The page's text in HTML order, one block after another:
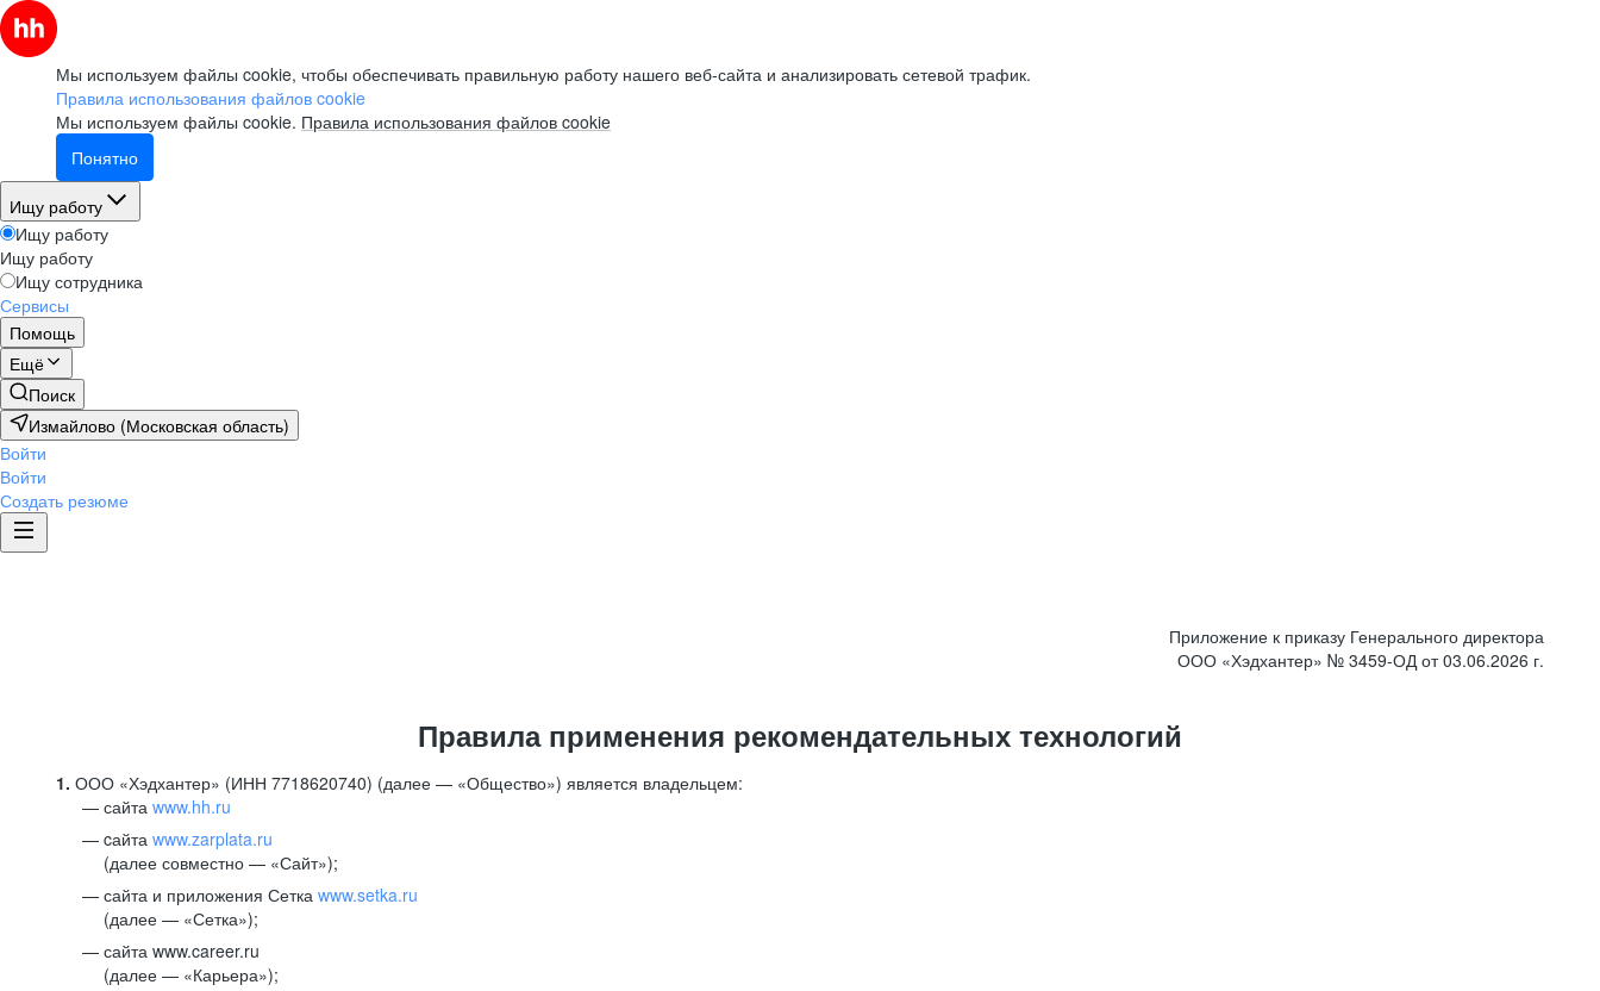
Мы используем файлы cookie, чтобы обеспечивать правильную работу нашего веб-сайта и анализировать сетевой трафик.
Правила использования файлов cookie
Мы используем файлы cookie. Правила использования файлов cookie
Понятно
Ищу работу
Ищу работу
Ищу работу
Ищу сотрудника
Сервисы
Помощь
Ещё
Поиск
Измайлово (Московская область)
Войти
Войти
Создать резюме
Приложение к приказу Генерального директора
ООО «Хэдхантер» № 3459-ОД от 03.06.2026 г.
Правила применения рекомендательных технологий
1. ООО «Хэдхантер» (ИНН 7718620740) (далее — «Общество») является владельцем:
сайта www.hh.ru
cайта www.zarplata.ru
(далее совместно — «Сайт»);
сайта и приложения Сетка www.setka.ru
(далее — «Сетка»);
сайта www.career.ru
(далее — «Карьера»);